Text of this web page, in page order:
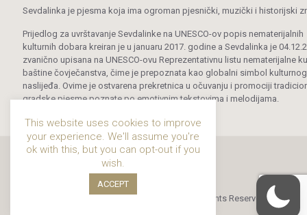
Sevdalinka je pjesma koja ima ogroman pjesnički, muzički i historijski
Prijedlog za uvrštavanje Sevdalinke na UNESCO-ov popis nematerijalnih
kulturnih dobara kreiran je u januaru 2017. godine a Sevdalinka je
zvanično upisana na UNESCO-ovu Reprezentativnu listu nematerijalne
baštine čovječanstva, čime je prepoznata kao globalni simbol kulturnog
naslijeđa. Ovime je ostvarena prekretnica u očuvanju i promociji
gradske pjesme poznate po emotivnim tekstovima i melodijama.
© 2019 - 2024 Sevdalinka. All Rights Reserved.
This website uses cookies to improve
your experience. We'll assume you're
ok with this, but you can opt-out if you
wish.
ACCEPT